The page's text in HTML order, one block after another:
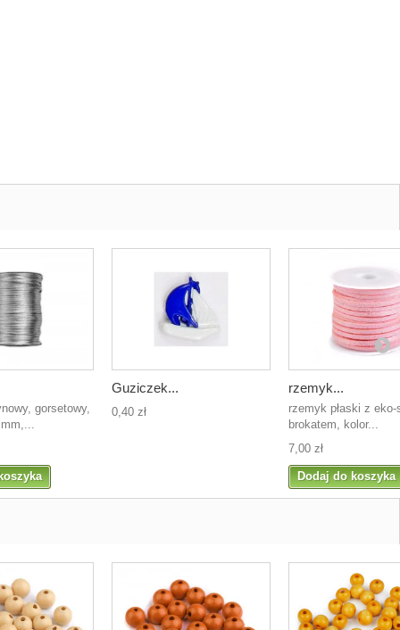
gorsetowy,
Guziczek...
0,40 zł
rzemyk...
rzemyk płaski z
brokatem, kolor...
7,00 zł
Dodaj do koszyka